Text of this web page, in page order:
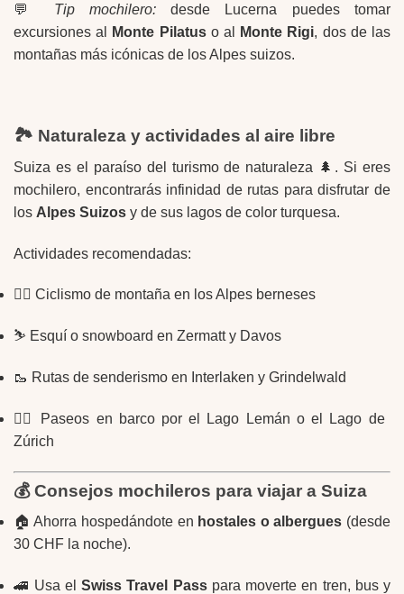
💬 Tip mochilero:desde Lucerna puedes tomar
excursiones al
Monte Pilatuso al Monte Rigi, dos de las
montañas más icónicas de los Alpes suizos.
🏞️ Naturaleza y actividades al aire libre
Suiza es el paraíso del turismo de naturaleza 🌲. Si eres
mochilero, encontrarás infinidad de rutas para disfrutar de
los Alpes Suizos y de sus lagos de color turquesa.
Actividades recomendadas:
🚴‍♂️ Ciclismo de montaña en los Alpes berneses
⛷️ Esquí o snowboard en Zermatt y Davos
🥾 Rutas de senderismo en Interlaken y Grindelwald
🚣‍♀️ Paseos en barco por el Lago Lemán o el Lago de
Zúrich
💰 Consejos mochileros para viajar a Suiza
🏠 Ahorra hospedándote en hostales o albergues (desde
30 CHF la noche).
🚄 Usa el Swiss Travel Passpara moverte en tren, bus y